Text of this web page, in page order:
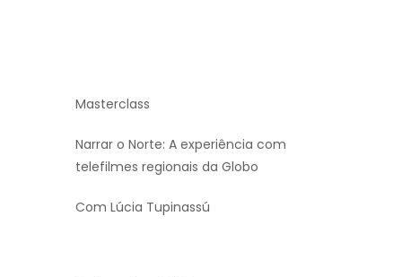
Masterclass
Narrar o Norte: A experiência com
telefilmes regionais da Globo
Com Lúcia Tupinassú